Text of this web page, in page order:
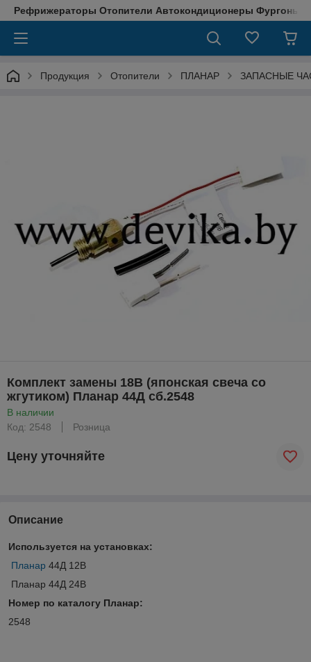
Рефрижераторы Отопители Автокондиционеры Фургоны
Продукция Отопители ПЛАНАР ЗАПАСНЫЕ
Комплект замены 18В (японская свеча со
жгутиком) Планар 44Д сб.2548
В наличии
Код: 2548
Розница
Цену уточняйте
Описание
Используется на установках:
Планар 44Д 12В
Планар 44Д 24В
Номер по каталогу Планар:
2548